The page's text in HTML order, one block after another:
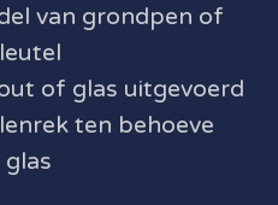
van grondpen of
of glas uitgevoerd
ten behoeve